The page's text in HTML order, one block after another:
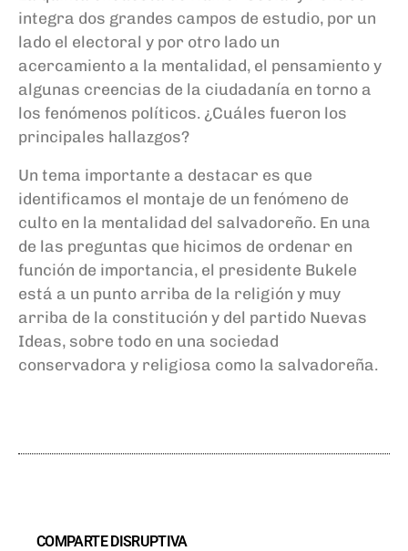
integra dos grandes campos de estudio, por un
lado el electoral y por otro lado un
acercamiento a la mentalidad, el pensamiento y
algunas creencias de la ciudadanía en torno a
los fenómenos políticos. ¿Cuáles fueron los
principales hallazgos?
Un tema importante a destacar es que
identificamos el montaje de un fenómeno de
culto en la mentalidad del salvadoreño. En una
de las preguntas que hicimos de ordenar en
función de importancia, el presidente Bukele
está a un punto arriba de la religión y muy
arriba de la constitución y del partido Nuevas
Ideas, sobre todo en una sociedad
conservadora y religiosa como la salvadoreña.
COMPARTE DISRUPTIVA